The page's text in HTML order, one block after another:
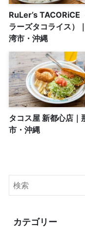
RuLer’s TACORiCE
ラーズタコライス）
湾市・沖縄
タコス屋 新都心店｜
市・沖縄
カテゴリー